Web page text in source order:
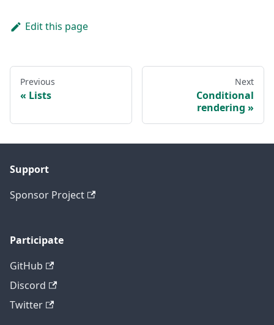
Edit this page
Previous
Lists
Next
Conditional
rendering
Support
Sponsor Project
Participate
GitHub
Discord
Twitter